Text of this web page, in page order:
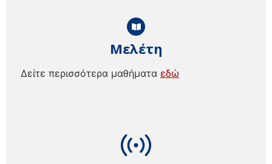
Μελέτη
Δείτε περισσότερα μαθήματα εδώ